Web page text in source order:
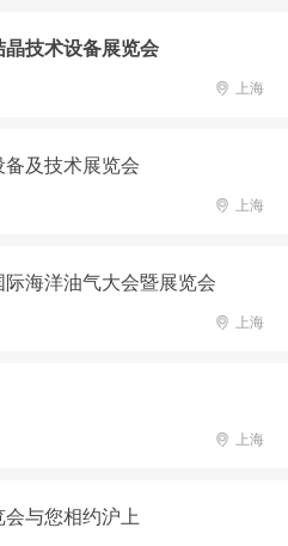
技术设备展览会
上海
及技术展览会
上海
海洋油气大会暨展览会
上海
上海
与您相约沪上